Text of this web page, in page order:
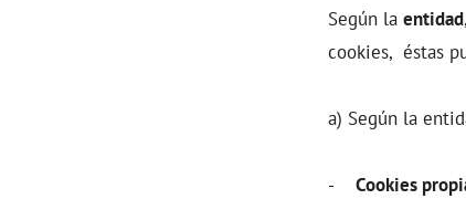
Según la entidad
cookies, éstas
a) Según la
- Cookies